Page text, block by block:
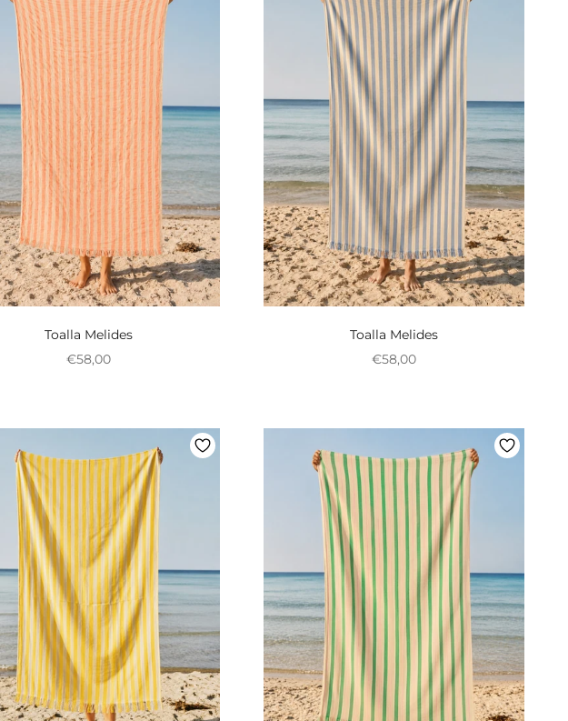
Toalla Melides
Preço promocional
€58,00
Toalla Melides
Preço promocional
€58,00